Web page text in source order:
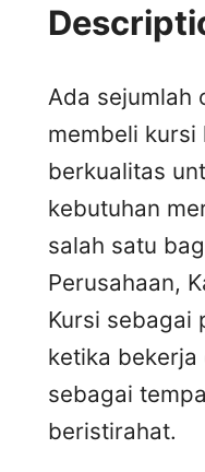
Ada sejumlah
membeli kursi
berkualitas
kebutuhan
salah satu
Perusahaan,
Kursi sebagai
ketika
sebagai
beristirahat.